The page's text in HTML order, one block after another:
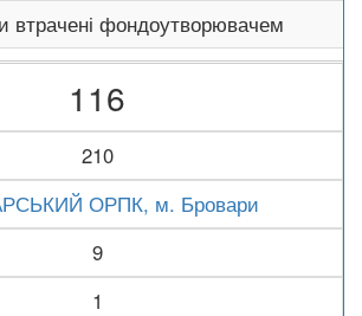
втрачені фондоутворювачем
116
210
ОРПК, м. Бровари
9
1